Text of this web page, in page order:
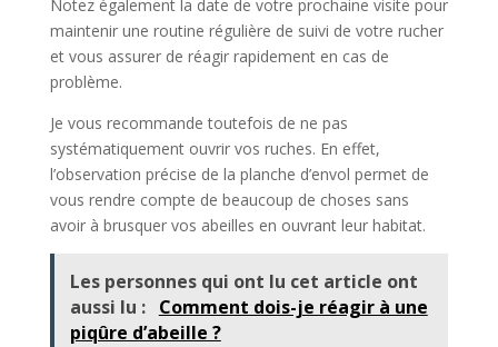
Notez également la date de votre prochaine visite pour
maintenir une routine régulière de suivi de votre rucher
et vous assurer de réagir rapidement en cas de
problème.
Je vous recommande toutefois de ne pas
systématiquement ouvrir vos ruches. En effet,
l’observation précise de la planche d’envol permet de
vous rendre compte de beaucoup de choses sans
avoir à brusquer vos abeilles en ouvrant leur habitat.
Les personnes qui ont lu cet article ont
aussi lu : Comment dois-je réagir à une
piqûre d’abeille ?